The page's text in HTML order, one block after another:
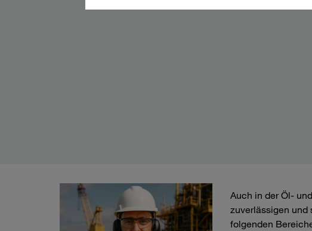
Auch in der Öl-
zuverlässigen und
folgenden